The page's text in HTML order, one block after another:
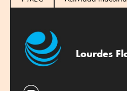
Lourdes